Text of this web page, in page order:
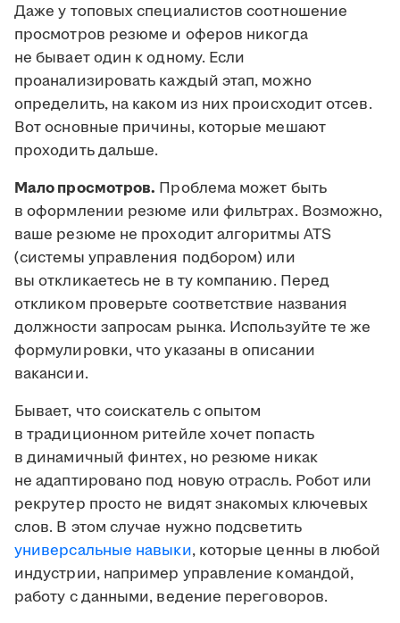
Даже у топовых специалистов соотношение
просмотров резюме и оферов никогда
не бывает один к одному. Если
проанализировать каждый этап, можно
определить, на каком из них происходит отсев.
Вот основные причины, которые мешают
проходить дальше.
Мало просмотров. Проблема может быть
в оформлении резюме или фильтрах. Возможно,
ваше резюме не проходит алгоритмы ATS
(системы управления подбором) или
вы откликаетесь не в ту компанию. Перед
откликом проверьте соответствие названия
должности запросам рынка. Используйте те же
формулировки, что указаны в описании
вакансии.
Бывает, что соискатель с опытом
в традиционном ритейле хочет попасть
в динамичный финтех, но резюме никак
не адаптировано под новую отрасль. Робот или
рекрутер просто не видят знакомых ключевых
слов. В этом случае нужно подсветить
универсальные навыки, которые ценны в любой
индустрии, например управление командой,
работу с данными, ведение переговоров.